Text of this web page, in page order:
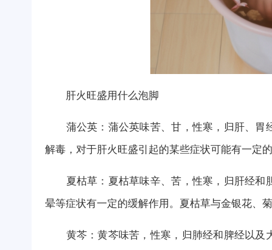
肝火旺盛用什么泡脚
蒲公英：蒲公英味苦、甘，性寒，归肝、胃
解毒，对于肝火旺盛引起的某些症状可能有一定的
夏枯草：夏枯草味辛、苦，性寒，归肝经和
晕等症状有一定的缓解作用。夏枯草与金银花、
黄芩：黄芩味苦，性寒，归肺经和脾经以及